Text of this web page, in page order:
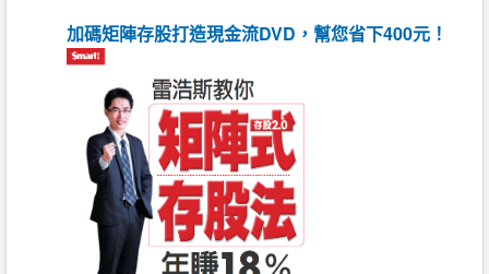
加碼矩陣存股打造現金流DVD，幫您省下400元！